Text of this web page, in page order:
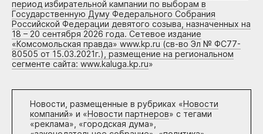
период избирательной кампании по выборам в
Государственную Думу Федерального Собрания
Российской Федерации девятого созыва, назначенных на
18 – 20 сентября 2026 года. Сетевое издание
«Комсомольская правда» www.kp.ru (св-во Эл № ФС77-
80505 от 15.03.2021г.), размещение на региональном
сегменте сайта: www.kaluga.kp.ru»
Новости, размещенные в рубриках «Новости
компаний» и «Новости партнеров» с тегами
«реклама», «городская дума»,